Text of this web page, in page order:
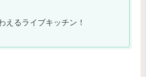
えるライブキッチン！